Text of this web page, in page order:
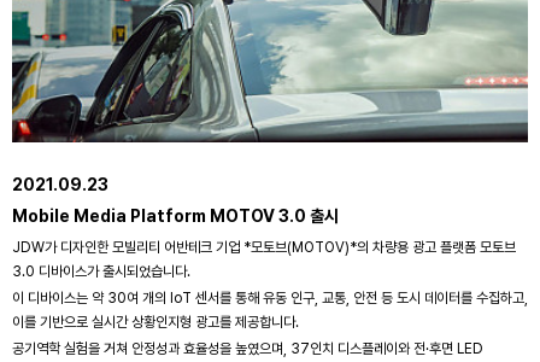
2021.09.23
Mobile Media Platform MOTOV 3.0 출시
JDW가 디자인한 모빌리티 어반테크 기업 *모토브(MOTOV)*의 차량용 광고 플랫폼 모토브
3.0 디바이스가 출시되었습니다.
이 디바이스는 약 30여 개의 IoT 센서를 통해 유동 인구, 교통, 안전 등 도시 데이터를 수집하고,
이를 기반으로 실시간 상황인지형 광고를 제공합니다.
공기역학 실험을 거쳐 안정성과 효율성을 높였으며, 37인치 디스플레이와 전·후면 LED